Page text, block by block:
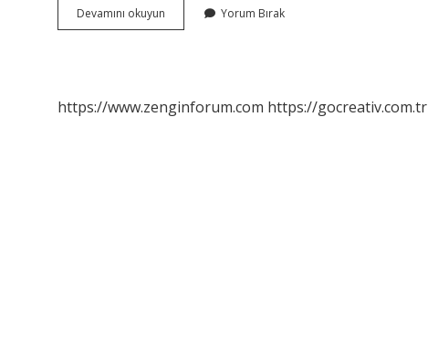
Devamını okuyun
Pozitif
Yorum Bırak
https://www.zenginforum.com https://gocreativ.com.tr